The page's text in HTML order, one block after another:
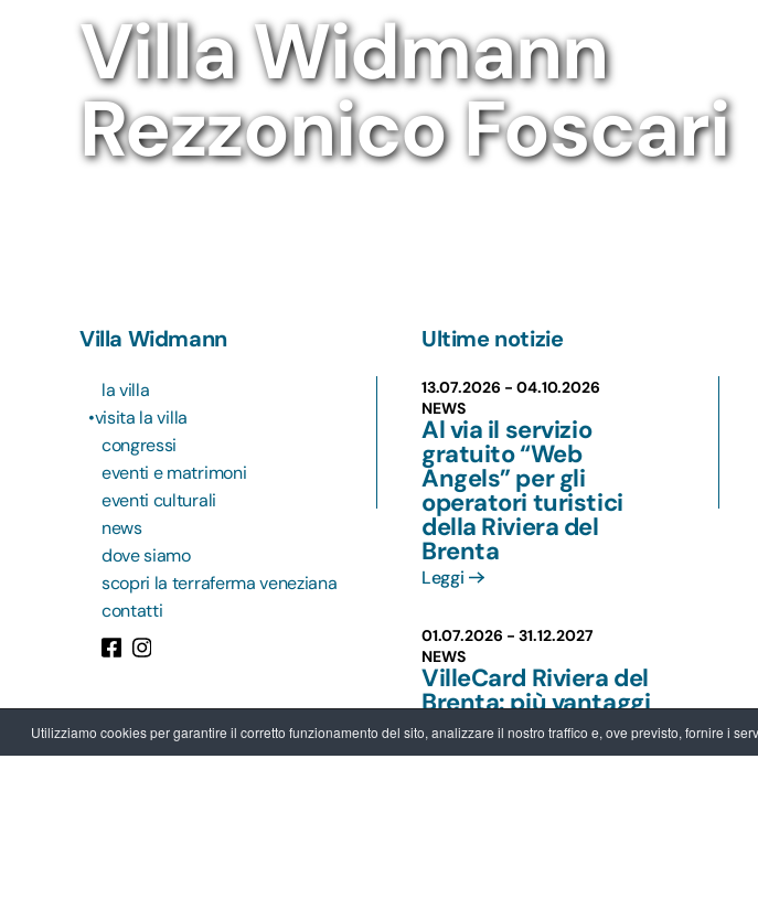
Utilizziamo cookies per garantire il corretto funzionamento del sito, analizzare il nostro traffico e, ove previsto, fornire i
Villa Widmann
Rezzonico Foscari
Villa Widmann
la villa
visita la villa
congressi
eventi e matrimoni
eventi culturali
news
dove siamo
scopri la terraferma veneziana
contatti
Ultime notizie
13.07.2026 - 04.10.2026
NEWS
Al via il servizio
gratuito “Web
Angels” per gli
operatori turistici
della Riviera del
Brenta
Leggi
01.07.2026 - 31.12.2027
NEWS
VilleCard Riviera del
Brenta: più vantaggi
per chi visita, più
opportunità per chi